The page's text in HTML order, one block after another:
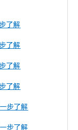
了解
了解
了解
了解
步了解
步了解